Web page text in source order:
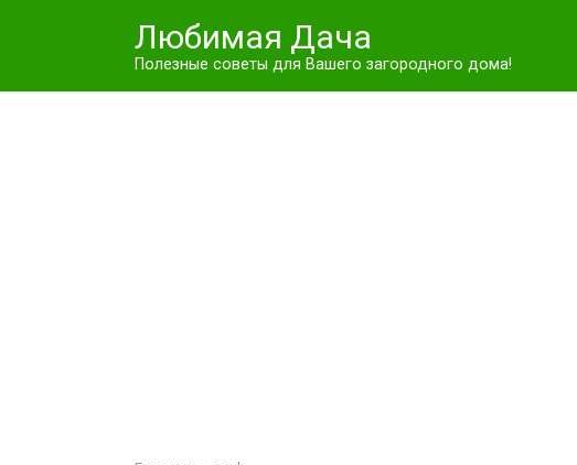
Любимая Дача
Полезные советы для Вашего загородного дома!